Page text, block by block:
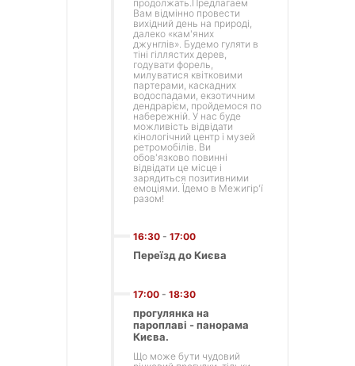
продолжать.Предлагаем
Вам відмінно провести
вихідний день на природі,
далеко «кам'яних
джунглів». Будемо гуляти в
тіні гіллястих дерев,
годувати форель,
милуватися квітковими
партерами, каскадних
водоспадами, екзотичним
дендрарієм, пройдемося по
набережній. У нас буде
можливість відвідати
кінологічний центр і музей
ретромобілів. Ви
обов'язково повинні
відвідати це місце і
зарядиться позитивними
емоціями. Їдемо в Межигір'ї
разом!
16:30 - 17:00
Переїзд до Києва
17:00 - 18:30
прогулянка на
пароплаві - панорама
Києва.
Що може бути чудовий